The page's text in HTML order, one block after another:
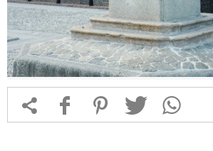
 f 1 T 